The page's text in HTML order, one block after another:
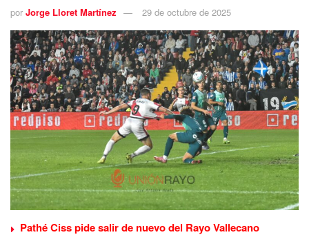
por Jorge Lloret Martínez 29 de octubre de 2025
Pathé Ciss pide salir de nuevo del Rayo Vallecano